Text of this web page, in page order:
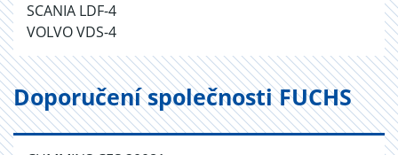
SCANIA LDF-4
VOLVO VDS-4
Doporučení společnosti FUCHS